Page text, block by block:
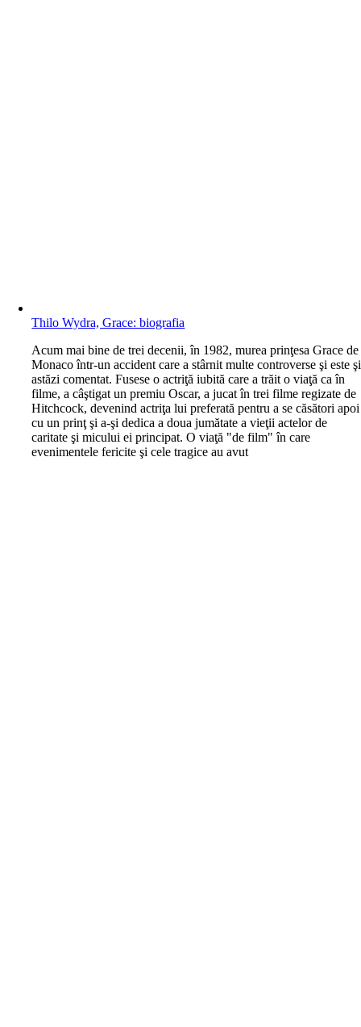
Thilo Wydra, Grace: biografia
Acum mai bine de trei decenii, în 1982, murea prinţesa Grace de
Monaco într-un accident care a stârnit multe controverse şi este şi
astăzi comentat. Fusese o actriţă iubită care a trăit o viaţă ca în
filme, a câştigat un premiu Oscar, a jucat în trei filme regizate de
Hitchcock, devenind actriţa lui preferată pentru a se căsători apoi
cu un prinţ şi a-şi dedica a doua jumătate a vieţii actelor de
caritate şi micului ei principat. O viaţă "de film" în care
evenimentele fericite şi cele tragice au avut